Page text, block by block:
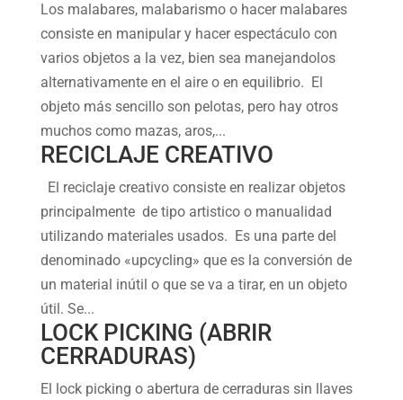
Los malabares, malabarismo o hacer malabares
consiste en manipular y hacer espectáculo con
varios objetos a la vez, bien sea manejandolos
alternativamente en el aire o en equilibrio. El
objeto más sencillo son pelotas, pero hay otros
muchos como mazas, aros,...
RECICLAJE CREATIVO
El reciclaje creativo consiste en realizar objetos
principalmente de tipo artistico o manualidad
utilizando materiales usados. Es una parte del
denominado «upcycling» que es la conversión de
un material inútil o que se va a tirar, en un objeto
útil. Se...
LOCK PICKING (ABRIR
CERRADURAS)
El lock picking o abertura de cerraduras sin llaves